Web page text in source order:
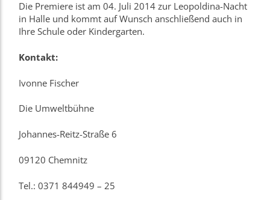
Die Premiere ist am 04. Juli 2014 zur Leopoldina-Nacht
in Halle und kommt auf Wunsch anschließend auch in
Ihre Schule oder Kindergarten.
Kontakt:
Ivonne Fischer
Die Umweltbühne
Johannes-Reitz-Straße 6
09120 Chemnitz
Tel.: 0371 844949 – 25